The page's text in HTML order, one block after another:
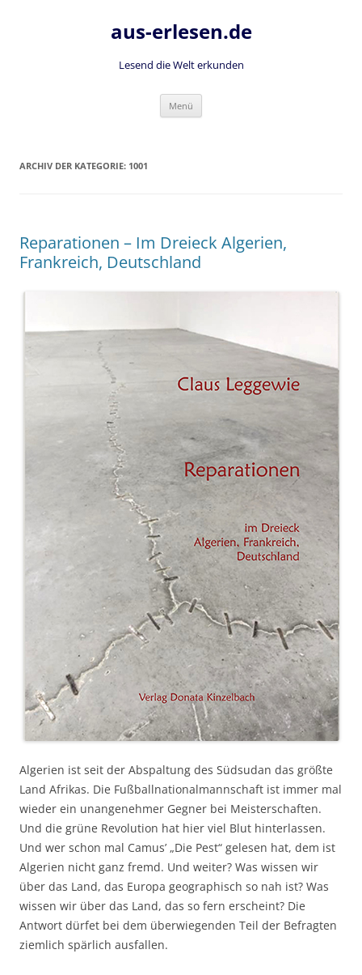
aus-erlesen.de
Lesend die Welt erkunden
Menü
ARCHIV DER KATEGORIE: 1001
Reparationen – Im Dreieck Algerien,
Frankreich, Deutschland
Algerien ist seit der Abspaltung des Südsudan das größte
Land Afrikas. Die Fußballnationalmannschaft ist immer mal
wieder ein unangenehmer Gegner bei Meisterschaften.
Und die grüne Revolution hat hier viel Blut hinterlassen.
Und wer schon mal Camus’ „Die Pest“ gelesen hat, dem ist
Algerien nicht ganz fremd. Und weiter? Was wissen wir
über das Land, das Europa geographisch so nah ist? Was
wissen wir über das Land, das so fern erscheint? Die
Antwort dürfet bei dem überwiegenden Teil der Befragten
ziemlich spärlich ausfallen.